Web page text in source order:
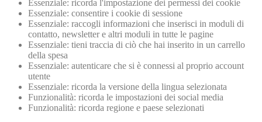
Essenziale: ricorda l'impostazione dei permessi dei cookie
Essenziale: consentire i cookie di sessione
Essenziale: raccogli informazioni che inserisci in moduli di
contatto, newsletter e altri moduli in tutte le pagine
Essenziale: tieni traccia di ciò che hai inserito in un carrello
della spesa
Essenziale: autenticare che si è connessi al proprio account
utente
Essenziale: ricorda la versione della lingua selezionata
Funzionalità: ricorda le impostazioni dei social media
Funzionalità: ricorda regione e paese selezionati